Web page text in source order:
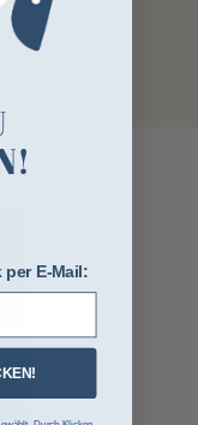
ends in:
per E-Mail: